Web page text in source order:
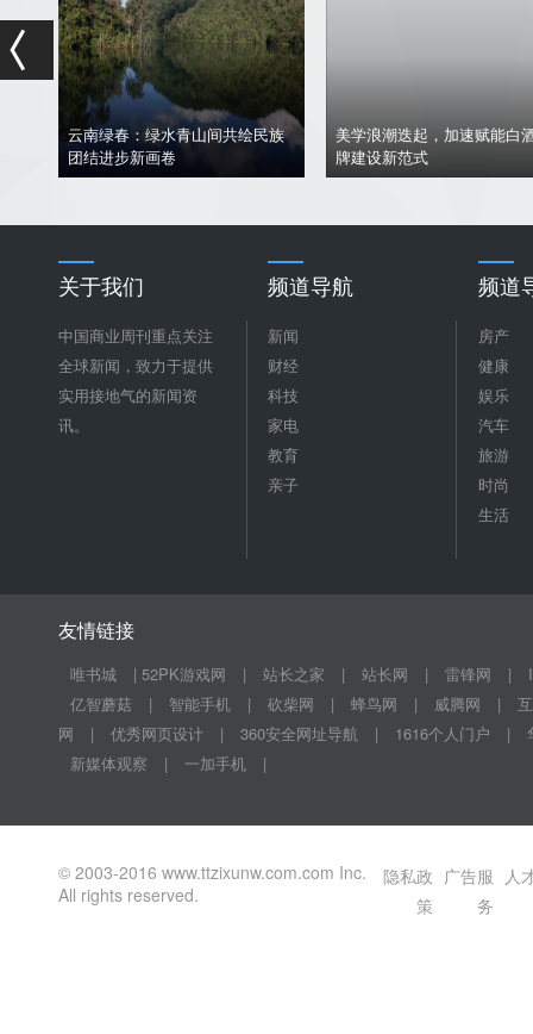
共绘民族
美学浪潮迭起，加速赋能白酒品
牌建设新范式
旅星光奖「年度设
澳门唯一获奖文物
关于我们
中国商业周刊重点关注
全球新闻，致力于提供
实用接地气的新闻资
讯。
频道导航
新闻
财经
科技
家电
教育
亲子
频道
房产
健康
娱乐
汽车
旅游
时尚
生活
友情链接
唯书城 | 52PK游戏网 | 站长之家 | 站长网 | 雷锋网 |
亿智蘑菇
| 智能手机 | 砍柴网 | 蜂鸟网 | 威腾网 |
网
| 优秀网页设计 | 360安全网址导航 | 1616个人门户 |
新媒体观察
| 一加手机 |
© 2003-2016 www.ttzixunw.com.com Inc.
All rights reserved.
隐私政
策
广告服
务
人